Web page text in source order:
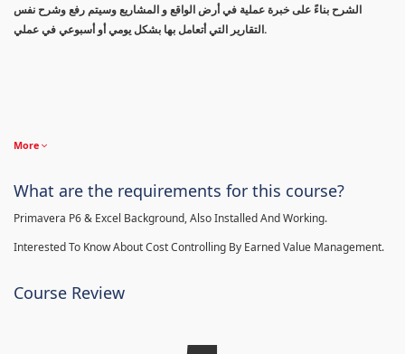
الشرح بناءً على خبرة عملية في أرض الواقع و المشاريع وسيتم رفع وشرح نفس
التقارير التي أتعامل بها بشكل يومي أو أسبوعي في عملي.
More
What are the requirements for this course?
Primavera P6 & Excel Background, Also Installed And Working.
Interested To Know About Cost Controlling By Earned Value Management.
Course Review